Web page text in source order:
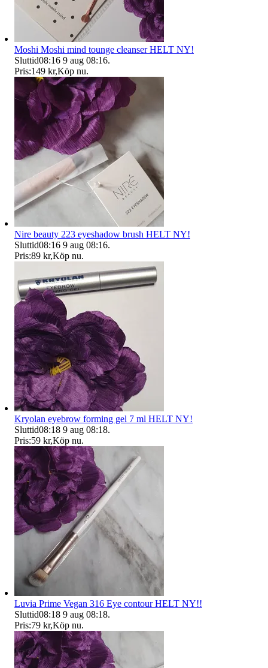
Moshi Moshi mind tounge cleanser HELT NY!
Sluttid08:16 9 aug 08:16.
Pris:149 kr,Köp nu.
Nire beauty 223 eyeshadow brush HELT NY!
Sluttid08:16 9 aug 08:16.
Pris:89 kr,Köp nu.
Kryolan eyebrow forming gel 7 ml HELT NY!
Sluttid08:18 9 aug 08:18.
Pris:59 kr,Köp nu.
Luvia Prime Vegan 316 Eye contour HELT NY!!
Sluttid08:18 9 aug 08:18.
Pris:79 kr,Köp nu.